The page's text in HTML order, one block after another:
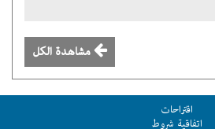
مشاهدة الكل
اقتراحات
اتفاقية شروط